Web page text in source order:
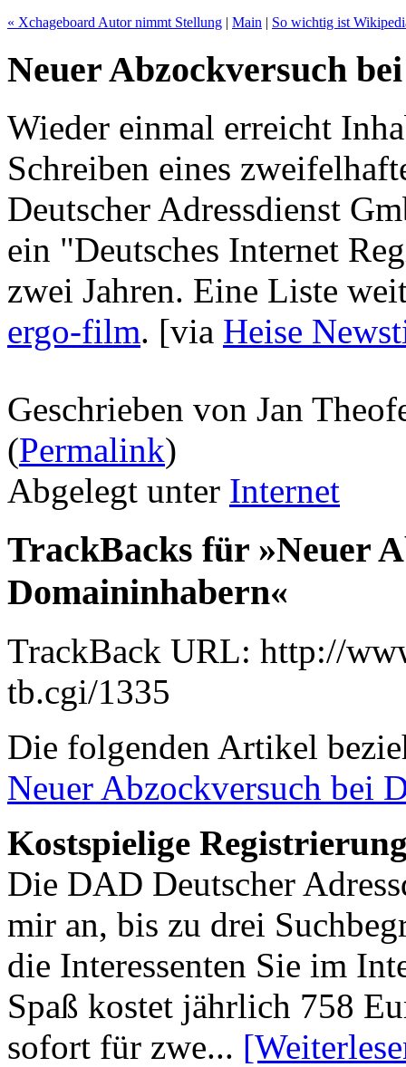
« Xchageboard Autor nimmt Stellung | Main | So wichtig ist
Neuer Abzockversuch
Wieder einmal erreicht
Schreiben eines
Deutscher Adressdienst
ein "Deutsches Internet
zwei Jahren. Eine Liste
ergo-film. [via Heise
Geschrieben von Jan
(Permalink)
Abgelegt unter Internet
TrackBacks für »Neuer
Domaininhabern«
TrackBack URL: http://
tb.cgi/1335
Die folgenden Artikel
Neuer Abzockversuch bei
Kostspielige
Die DAD Deutscher
mir an, bis zu drei
die Interessenten Sie im
Spaß kostet jährlich 758
sofort für zwe...